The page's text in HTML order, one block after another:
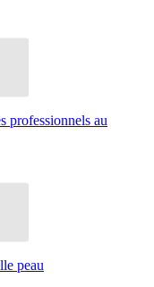
professionnels au
peau